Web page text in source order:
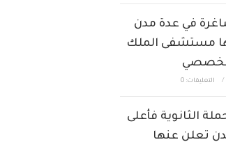
في عدة مدن
مستشفى الملك
/ التعليقات: 0
الثانوية فأعلى
تعلن عنها